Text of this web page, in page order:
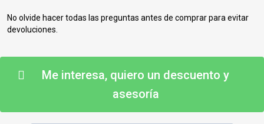
No olvide hacer todas las preguntas antes de comprar para evitar
devoluciones.
Me interesa, quiero un descuento y
asesoría